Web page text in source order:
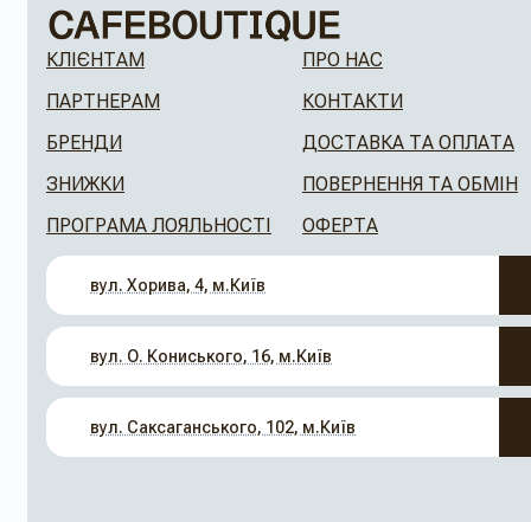
КЛІЄНТАМ
ПАРТНЕРАМ
БРЕНДИ
ЗНИЖКИ
ПРОГРАМА ЛОЯЛЬНОСТІ
ПРО НАС
КОНТАКТИ
ДОСТАВКА ТА ОПЛАТА
ПОВЕРНЕННЯ ТА ОБМІН
ОФЕРТА
вул. Хорива, 4, м.Київ
вул. О. Кониського, 16, м.Київ
вул. Саксаганського, 102, м.Київ